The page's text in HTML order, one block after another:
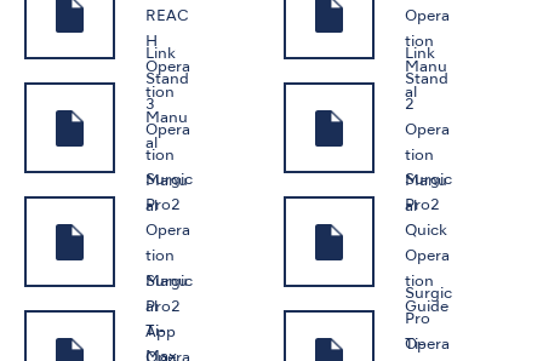
REAC
H
Opera
tion
Manu
al
Opera
tion
Manu
al
Link
Stand
3
Opera
tion
Manu
al
Link
Stand
2
Opera
tion
Manu
al
Surgic
Pro2
Opera
tion
Manu
al
Surgic
Pro2
Quick
Opera
tion
Guide
Surgic
Pro2
App
Surgic
Pro
Opera
Ti-
Max
Ti-